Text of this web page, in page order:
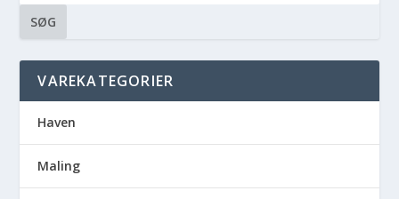
SØG
VAREKATEGORIER
Haven
Maling